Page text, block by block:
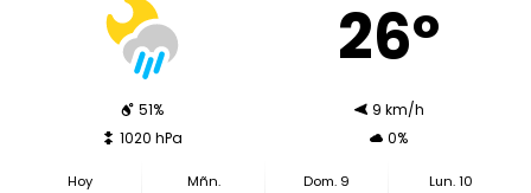
26º
51%
9 km/h
1020 hPa
0%
Hoy
Mñn.
Dom. 9
Lun. 10